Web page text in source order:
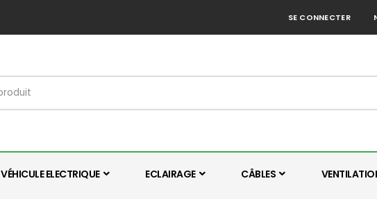
SE CONNECTER
VÉHICULE ELECTRIQUE ECLAIRAGE CÂBLES